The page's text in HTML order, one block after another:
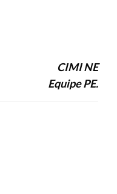
CIMI NE
Equipe PE.